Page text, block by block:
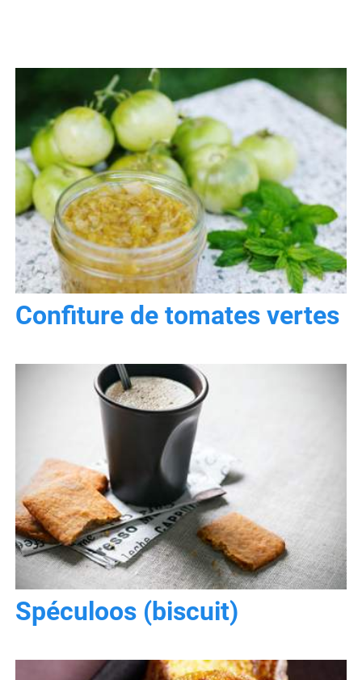
Confiture de tomates vertes
Spéculoos (biscuit)